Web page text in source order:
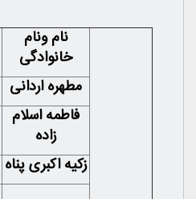
نام ونام
خانوادگی
مطهره اردانی
فاطمه اسلام
زاده
زکیه اکبری پناه